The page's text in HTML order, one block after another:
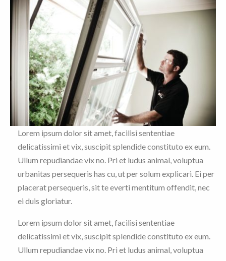
Lorem ipsum dolor sit amet, facilisi sententiae
delicatissimi et vix, suscipit splendide constituto ex eum.
Ullum repudiandae vix no. Pri et ludus animal, voluptua
urbanitas persequeris has cu, ut per solum explicari. Ei per
placerat persequeris, sit te everti mentitum offendit, nec
ei duis gloriatur.
Lorem ipsum dolor sit amet, facilisi sententiae
delicatissimi et vix, suscipit splendide constituto ex eum.
Ullum repudiandae vix no. Pri et ludus animal, voluptua